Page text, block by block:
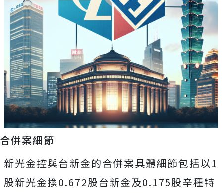
合併案細節
新光金控與台新金的合併案具體細節包括以1
股新光金換0.672股台新金及0.175股辛種特